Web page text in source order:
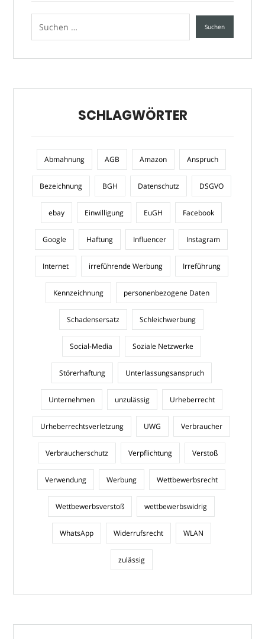
SCHLAGWÖRTER
Abmahnung AGB Amazon Anspruch
Bezeichnung BGH Datenschutz DSGVO
ebay Einwilligung EuGH Facebook
Google Haftung Influencer Instagram
Internet irreführende Werbung Irreführung
Kennzeichnung personenbezogene Daten
Schadensersatz Schleichwerbung
Social-Media Soziale Netzwerke
Störerhaftung Unterlassungsanspruch
Unternehmen unzulässig Urheberrecht
Urheberrechtsverletzung UWG Verbraucher
Verbraucherschutz Verpflichtung Verstoß
Verwendung Werbung Wettbewerbsrecht
Wettbewerbsverstoß wettbewerbswidrig
WhatsApp Widerrufsrecht WLAN
zulässig